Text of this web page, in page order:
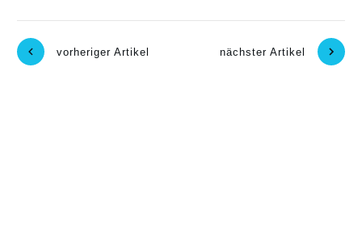
vorheriger Artikel nächster Artikel